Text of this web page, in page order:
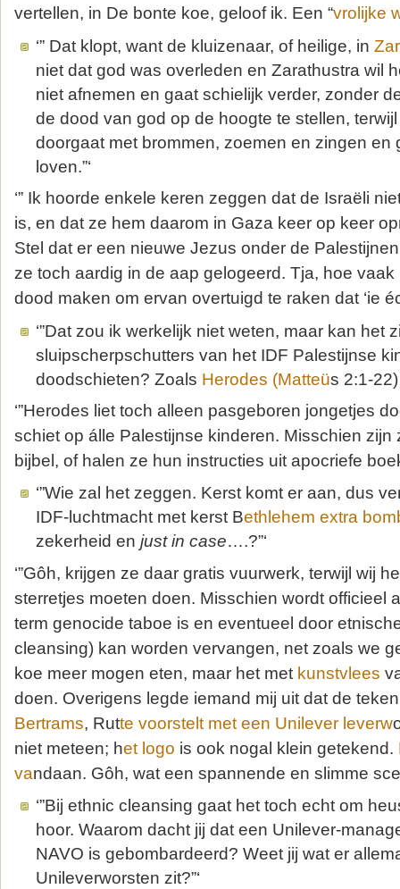
vertellen, in De bonte koe, geloof ik. Een “vrolijke
‘” Dat klopt, want de kluizenaar, of heilige, in
niet dat god was overleden en Zarathustra wil
niet afnemen en gaat schielijk verder, zonder
de dood van god op de hoogte te stellen,
doorgaat met brommen, zoemen en zingen en
loven.”‘
‘” Ik hoorde enkele keren zeggen dat de Israëli
is, en dat ze hem daarom in Gaza keer op keer
Stel dat er een nieuwe Jezus onder de
ze toch aardig in de aap gelogeerd. Tja, hoe
dood maken om ervan overtuigd te raken dat ‘ie
‘”Dat zou ik werkelijk niet weten, maar kan het
sluipscherpschutters van het IDF Palestijnse
doodschieten? Zoals Herodes (Matteüs 2:1-22)
‘”Herodes liet toch alleen pasgeboren jongetjes
schiet op álle Palestijnse kinderen. Misschien zijn
bijbel, of halen ze hun instructies uit apocriefe
‘”Wie zal het zeggen. Kerst komt er aan, dus
IDF-luchtmacht met kerst Bethlehem extra
zekerheid en just in case….?”‘
‘”Gôh, krijgen ze daar gratis vuurwerk, terwijl wij
sterretjes moeten doen. Misschien wordt officieel
term genocide taboe is en eventueel door
cleansing) kan worden vervangen, net zoals we
koe meer mogen eten, maar het met kunstvlees
doen. Overigens legde iemand mij uit dat de
Bertrams, Rutte voorstelt met een Unilever leverw
niet meteen; het logo is ook nogal klein getekend.
vandaan. Gôh, wat een spannende en slimme
‘”Bij ethnic cleansing gaat het toch echt om
hoor. Waarom dacht jij dat een Unilever-
NAVO is gebombardeerd? Weet jij wat er
Unileverworsten zit?”‘